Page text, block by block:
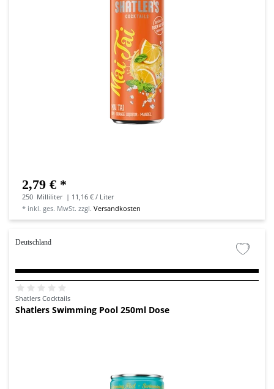
2,79 € *
250 Milliliter | 11,16 € / Liter
* inkl. ges. MwSt. zzgl.Versandkosten
Deutschland
Shatlers Cocktails
Shatlers Swimming Pool 250ml Dose